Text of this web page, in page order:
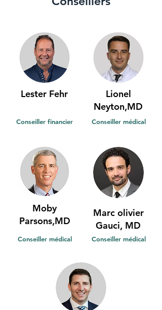
Lester Fehr
Conseiller financier
Lionel
Neyton,MD
Conseiller médical
Moby
Parsons,MD
Conseiller médical
Marc olivier
Gauci, MD
Conseiller médical